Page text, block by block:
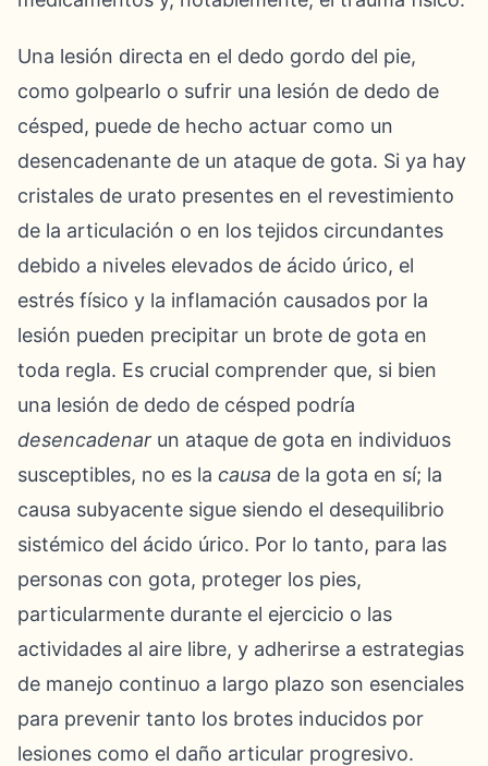
Una lesión directa en el dedo gordo del pie,
como golpearlo o sufrir una lesión de dedo de
césped, puede de hecho actuar como un
desencadenante de un ataque de gota. Si ya hay
cristales de urato presentes en el revestimiento
de la articulación o en los tejidos circundantes
debido a niveles elevados de ácido úrico, el
estrés físico y la inflamación causados por la
lesión pueden precipitar un brote de gota en
toda regla. Es crucial comprender que, si bien
una lesión de dedo de césped podría
desencadenar un ataque de gota en individuos
susceptibles, no es la causa de la gota en sí; la
causa subyacente sigue siendo el desequilibrio
sistémico del ácido úrico. Por lo tanto, para las
personas con gota, proteger los pies,
particularmente durante el ejercicio o las
actividades al aire libre, y adherirse a estrategias
de manejo continuo a largo plazo son esenciales
para prevenir tanto los brotes inducidos por
lesiones como el daño articular progresivo.